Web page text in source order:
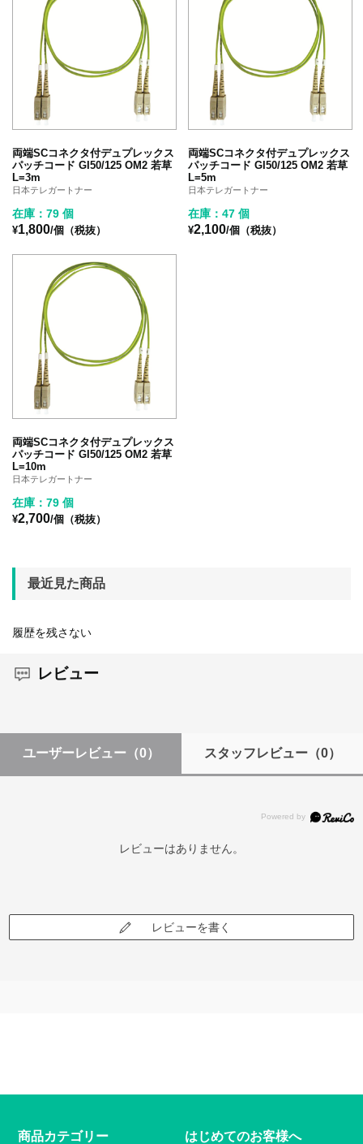
両端SCコネクタ付デュプレックス
パッチコード GI50/125 OM2 若草
L=3m
日本テレガートナー
在庫：79 個
¥1,800/個（税抜）
両端SCコネクタ付デュプレックス
パッチコード GI50/125 OM2 若草
L=5m
日本テレガートナー
在庫：47 個
¥2,100/個（税抜）
両端SCコネクタ付デュプレックス
パッチコード GI50/125 OM2 若草
L=10m
日本テレガートナー
在庫：79 個
¥2,700/個（税抜）
最近見た商品
履歴を残さない
レビュー
ユーザーレビュー （0） スタッフレビュー（0）
レビューはありません。
レビューを書く
商品カテゴリー はじめてのお客様へ